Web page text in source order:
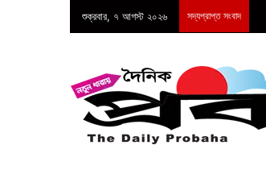
শুক্রবার, ৭ আগস্ট ২০২৬ সদ্যপ্রাপ্ত সংবাদ